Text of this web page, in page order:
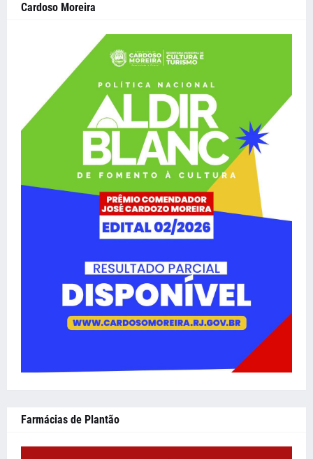
Cardoso Moreira
Farmácias de Plantão